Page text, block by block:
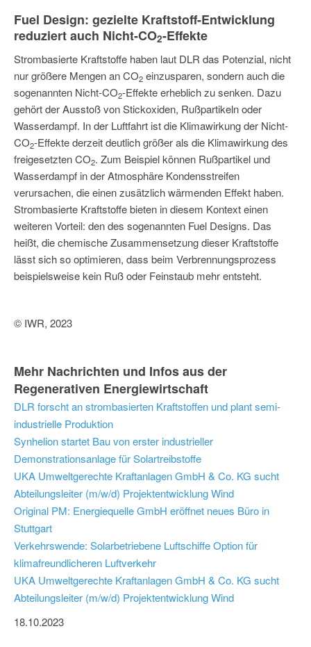
Fuel Design: gezielte Kraftstoff-Entwicklung
reduziert auch Nicht-CO2-Effekte
Strombasierte Kraftstoffe haben laut DLR das Potenzial, nicht
nur größere Mengen an CO2 einzusparen, sondern auch die
sogenannten Nicht-CO2-Effekte erheblich zu senken. Dazu
gehört der Ausstoß von Stickoxiden, Rußpartikeln oder
Wasserdampf. In der Luftfahrt ist die Klimawirkung der Nicht-
CO2-Effekte derzeit deutlich größer als die Klimawirkung des
freigesetzten CO2. Zum Beispiel können Rußpartikel und
Wasserdampf in der Atmosphäre Kondensstreifen
verursachen, die einen zusätzlich wärmenden Effekt haben.
Strombasierte Kraftstoffe bieten in diesem Kontext einen
weiteren Vorteil: den des sogenannten Fuel Designs. Das
heißt, die chemische Zusammensetzung dieser Kraftstoffe
lässt sich so optimieren, dass beim Verbrennungsprozess
beispielsweise kein Ruß oder Feinstaub mehr entsteht.
© IWR, 2023
Mehr Nachrichten und Infos aus der
Regenerativen Energiewirtschaft
DLR forscht an strombasierten Kraftstoffen und plant semi-
industrielle Produktion
Synhelion startet Bau von erster industrieller
Demonstrationsanlage für Solartreibstoffe
UKA Umweltgerechte Kraftanlagen GmbH & Co. KG sucht
Abteilungsleiter (m/w/d) Projektentwicklung Wind
Original PM: Energiequelle GmbH eröffnet neues Büro in
Stuttgart
Verkehrswende: Solarbetriebene Luftschiffe Option für
klimafreundlicheren Luftverkehr
UKA Umweltgerechte Kraftanlagen GmbH & Co. KG sucht
Abteilungsleiter (m/w/d) Projektentwicklung Wind
18.10.2023